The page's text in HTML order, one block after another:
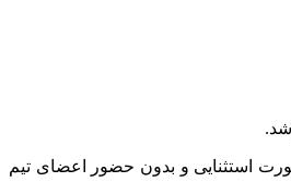
استثنایی و بدون حضور اعضای تیم